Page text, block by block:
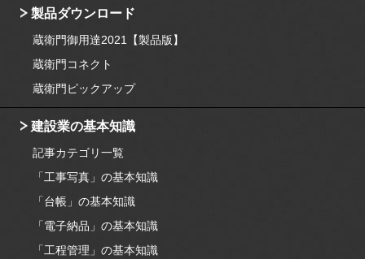
製品ダウンロード
蔵衛門御用達2021【製品版】
蔵衛門コネクト
蔵衛門ピックアップ
建設業の基本知識
記事カテゴリ一覧
「工事写真」の基本知識
「台帳」の基本知識
「電子納品」の基本知識
「工程管理」の基本知識